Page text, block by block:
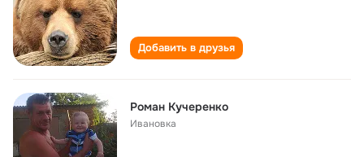
Добавить в друзья
Роман Кучеренко
Ивановка